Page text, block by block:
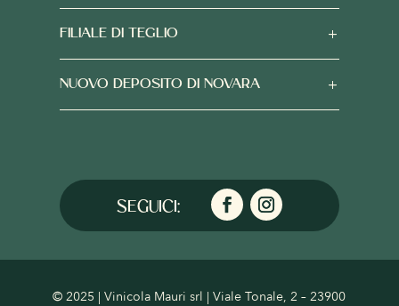
FILIALE DI TEGLIO
NUOVO DEPOSITO DI NOVARA
© 2025 | Vinicola Mauri srl | Viale Tonale, 2 – 23900